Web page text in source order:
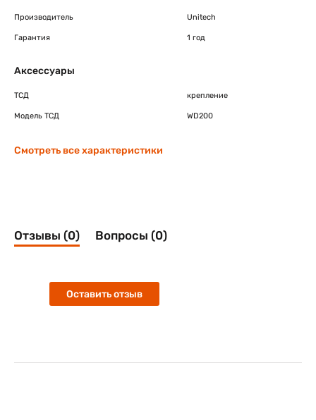
Производитель Unitech
Гарантия 1 год
Аксессуары
ТСД крепление
Модель ТСД WD200
Смотреть все характеристики
Отзывы (0) Вопросы (0)
Оставить отзыв